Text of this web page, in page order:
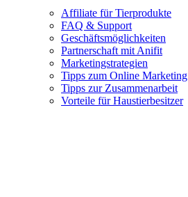
Affiliate für Tierprodukte
FAQ & Support
Geschäftsmöglichkeiten
Partnerschaft mit Anifit
Marketingstrategien
Tipps zum Online Marketing
Tipps zur Zusammenarbeit
Vorteile für Haustierbesitzer